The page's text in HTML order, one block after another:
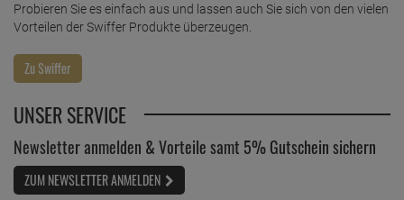
Probieren Sie es einfach aus und lassen auch Sie sich von den vielen
Vorteilen der Swiffer Produkte überzeugen.
UNSER SERVICE
Newsletter anmelden & Vorteile samt 5% Gutschein sichern
ZUM NEWSLETTER ANMELDEN